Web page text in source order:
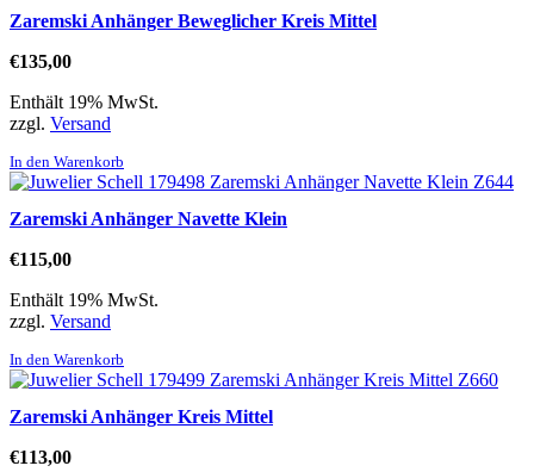
Zaremski Anhänger Beweglicher Kreis Mittel
€135,00
Enthält 19% MwSt.
zzgl. Versand
In den Warenkorb
Zaremski Anhänger Navette Klein
€115,00
Enthält 19% MwSt.
zzgl. Versand
In den Warenkorb
Zaremski Anhänger Kreis Mittel
€113,00